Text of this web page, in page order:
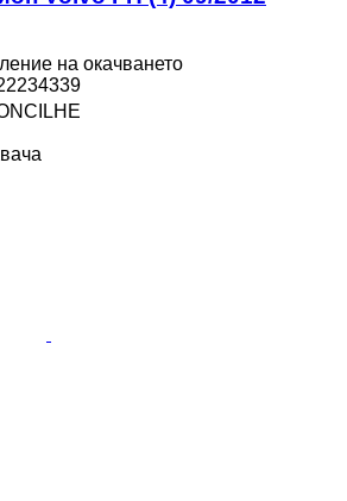
на окачването